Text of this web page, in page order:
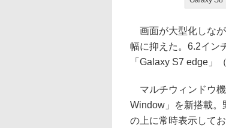
画面が大型化しな
幅に抑えた。6.2イン
「Galaxy S7 edge」
マルチウィンドウ
Window」を新搭載。
の上に常時表示して